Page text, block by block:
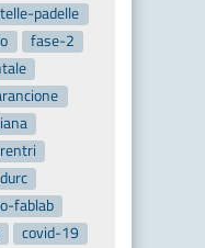
padelle
fase-2
rentri
durc
fablab
covid-19